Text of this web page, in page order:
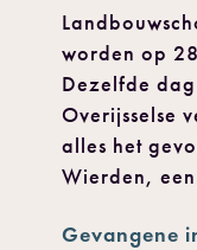
worden op
Dezelfde
Overijsselse
alles het
Wierden,
Gevangene